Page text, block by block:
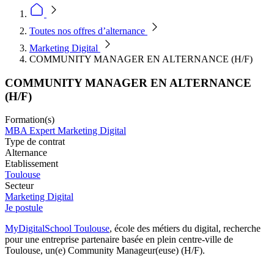
Toutes nos offres d’alternance
Marketing Digital
COMMUNITY MANAGER EN ALTERNANCE (H/F)
COMMUNITY MANAGER EN ALTERNANCE
(H/F)
Formation(s)
MBA Expert Marketing Digital
Type de contrat
Alternance
Etablissement
Toulouse
Secteur
Marketing Digital
Je postule
MyDigitalSchool Toulouse, école des métiers du digital, recherche
pour une entreprise partenaire basée en plein centre-ville de
Toulouse, un(e) Community Manageur(euse) (H/F).